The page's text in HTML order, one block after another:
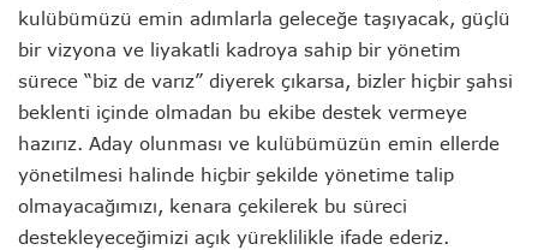
kulübümüzü emin adımlarla geleceğe taşıyacak, güçlü
bir vizyona ve liyakatli kadroya sahip bir yönetim
sürece “biz de varız” diyerek çıkarsa, bizler hiçbir şahsi
beklenti içinde olmadan bu ekibe destek vermeye
hazırız. Aday olunması ve kulübümüzün emin ellerde
yönetilmesi halinde hiçbir şekilde yönetime talip
olmayacağımızı, kenara çekilerek bu süreci
destekleyeceğimizi açık yüreklilikle ifade ederiz.